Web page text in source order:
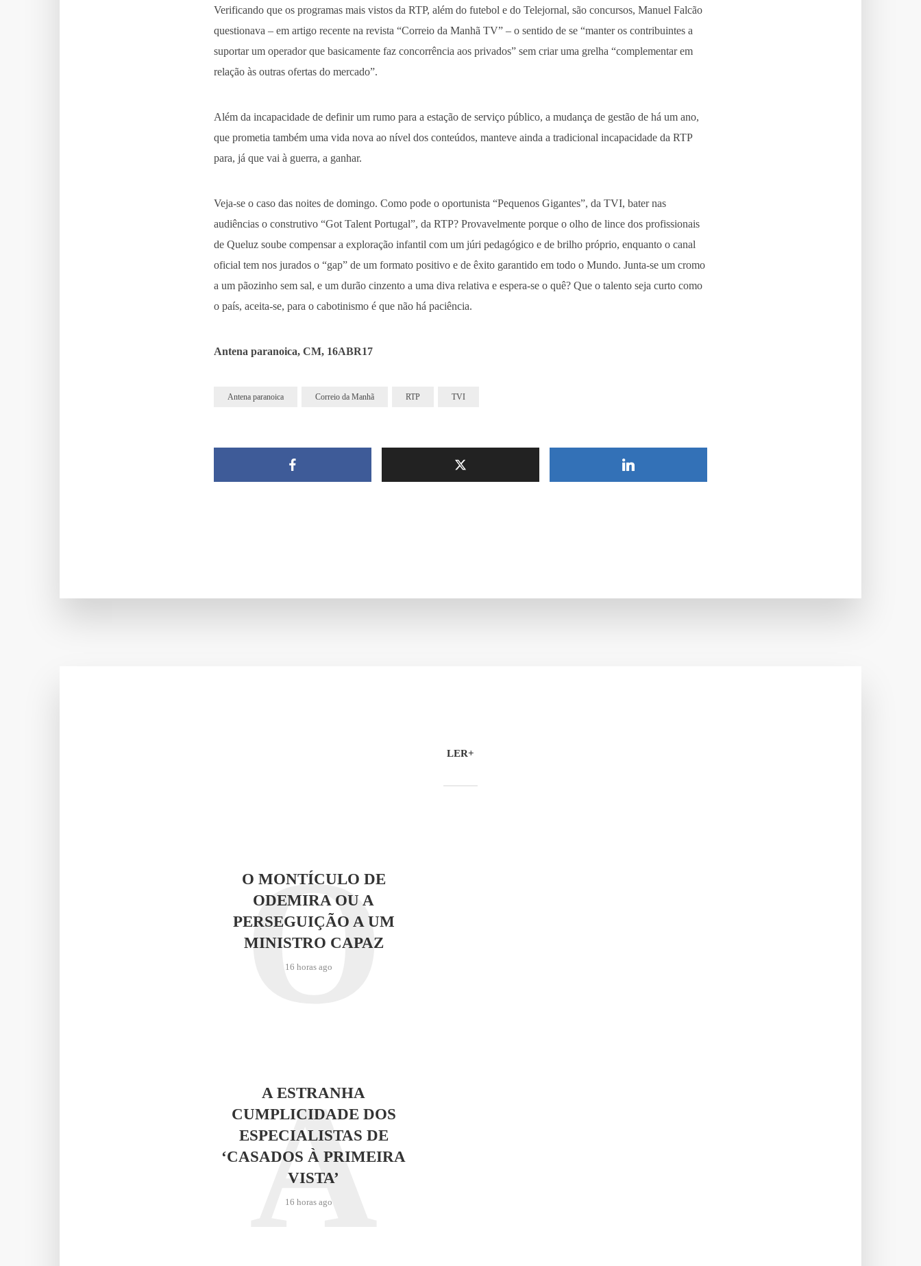
Verificando que os programas mais vistos da RTP, além do futebol e do Telejornal, são concursos, Manuel Falcão
questionava – em artigo recente na revista “Correio da Manhã TV” – o sentido de se “manter os contribuintes a
suportar um operador que basicamente faz concorrência aos privados” sem criar uma grelha “complementar em
relação às outras ofertas do mercado”.
Além da incapacidade de definir um rumo para a estação de serviço público, a mudança de gestão de há um ano,
que prometia também uma vida nova ao nível dos conteúdos, manteve ainda a tradicional incapacidade da RTP
para, já que vai à guerra, a ganhar.
Veja-se o caso das noites de domingo. Como pode o oportunista “Pequenos Gigantes”, da TVI, bater nas
audiências o construtivo “Got Talent Portugal”, da RTP? Provavelmente porque o olho de lince dos profissionais
de Queluz soube compensar a exploração infantil com um júri pedagógico e de brilho próprio, enquanto o canal
oficial tem nos jurados o “gap” de um formato positivo e de êxito garantido em todo o Mundo. Junta-se um cromo
a um pãozinho sem sal, e um durão cinzento a uma diva relativa e espera-se o quê? Que o talento seja curto como
o país, aceita-se, para o cabotinismo é que não há paciência.
Antena paranoica, CM, 16ABR17
Antena paranoica Correio da Manhã RTP TVI
LER+
O MONTÍCULO DE
ODEMIRA OU A
PERSEGUIÇÃO A UM
MINISTRO CAPAZ
16 horas ago
O
A ESTRANHA
CUMPLICIDADE DOS
ESPECIALISTAS DE
‘CASADOS À PRIMEIRA
VISTA’
16 horas ago
A